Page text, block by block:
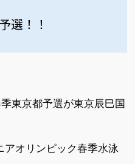
選！！
東京都予選が東京辰巳国
アオリンピック春季水泳